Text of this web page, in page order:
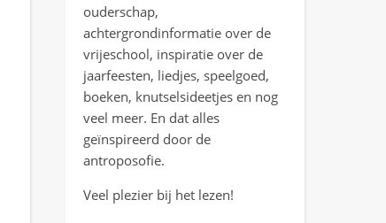
ouderschap,
achtergrondinformatie over de
vrijeschool, inspiratie over de
jaarfeesten, liedjes, speelgoed,
boeken, knutselsideetjes en nog
veel meer. En dat alles
geïnspireerd door de
antroposofie.
Veel plezier bij het lezen!